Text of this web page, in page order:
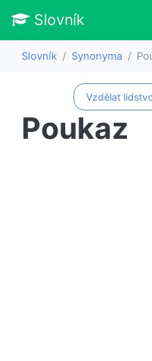
Slovník
Slovník Synonyma
Vzdělat
Poukaz